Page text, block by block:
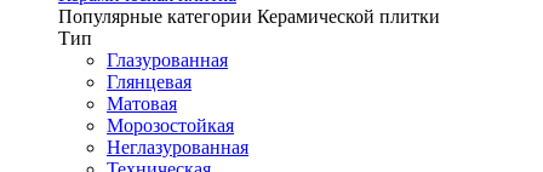
Популярные категории Керамической плитки
Тип
Глазурованная
Глянцевая
Матовая
Морозостойкая
Неглазурованная